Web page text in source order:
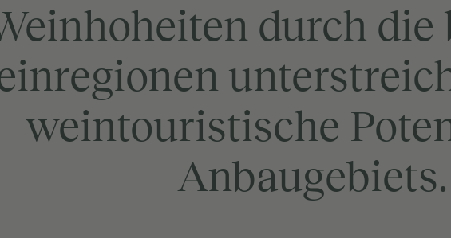
durch die
weintouristische
Anbaugebiets.